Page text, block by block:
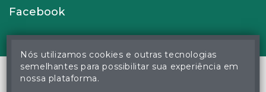
Facebook
Nós utilizamos cookies e outras tecnologias
semelhantes para possibilitar sua experiência em
nossa plataforma.